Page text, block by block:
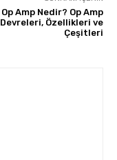
Op Amp Nedir? Op Amp
Devreleri, Özellikleri ve
Çeşitleri